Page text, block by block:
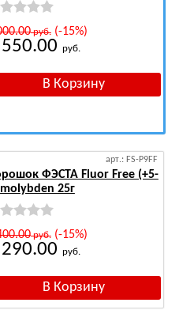
руб.(-15%)
руб.
арт.: FS-P9FF
ФЭСТА Fluor Free (+5-
25г
руб.(-15%)
руб.